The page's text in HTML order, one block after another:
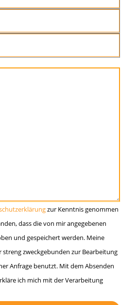
zur Kenntnis genommen
dass die von mir angegebenen
und gespeichert werden. Meine
streng zweckgebunden zur Bearbeitung
Anfrage benutzt. Mit dem Absenden
ich mich mit der Verarbeitung